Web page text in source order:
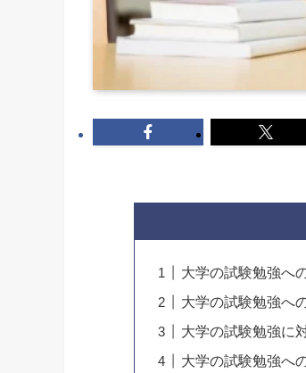
大学の試験勉強へ
大学の試験勉強へ
大学の試験勉強に
大学の試験勉強へ